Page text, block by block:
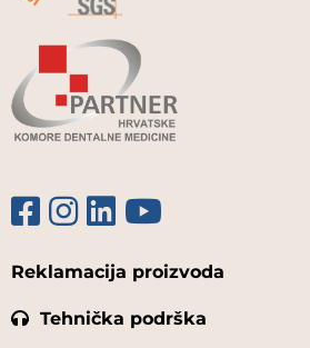
Reklamacija proizvoda
Tehnička podrška